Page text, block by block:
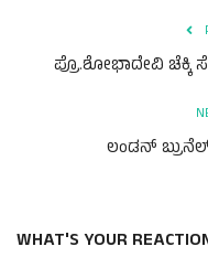
ಪ್ರೊ.ಶೋಭಾದೇವಿ ಚೆಕ್ಕಿ
ಲಂಡನ್
WHAT'S YOUR